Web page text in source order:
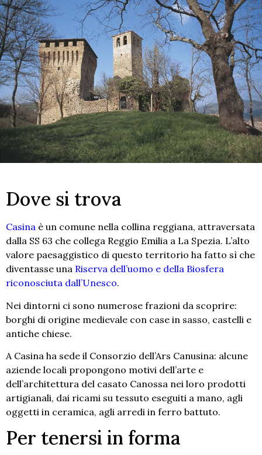
Dove si trova
Casina è un comune nella collina reggiana, attraversata
dalla SS 63 che collega Reggio Emilia a La Spezia. L’alto
valore paesaggistico di questo territorio ha fatto sì che
diventasse una Riserva dell’uomo e della Biosfera
riconosciuta dall’Unesco.
Nei dintorni ci sono numerose frazioni da scoprire:
borghi di origine medievale con case in sasso, castelli e
antiche chiese.
A Casina ha sede il Consorzio dell’Ars Canusina: alcune
aziende locali propongono motivi dell’arte e
dell’architettura del casato Canossa nei loro prodotti
artigianali, dai ricami su tessuto eseguiti a mano, agli
oggetti in ceramica, agli arredi in ferro battuto.
Per tenersi in forma